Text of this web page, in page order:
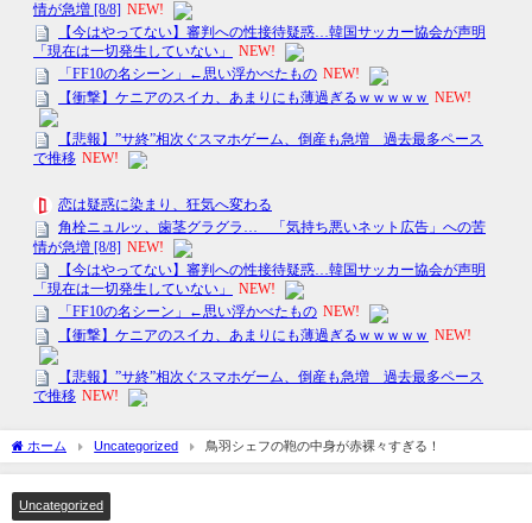
ホーム Uncategorized 鳥羽シェフの鞄の中身が赤裸々すぎる！
Uncategorized